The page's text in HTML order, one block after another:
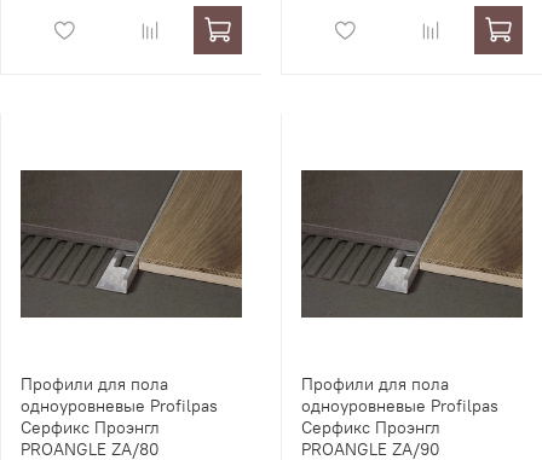
Профили для пола
одноуровневые Profilpas
Серфикс Проэнгл
PROANGLE ZA/80
Профили для пола
одноуровневые Profilpas
Серфикс Проэнгл
PROANGLE ZA/90